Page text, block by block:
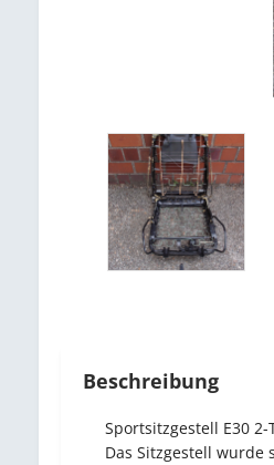
Beschreibung
Sportsitzgestell E30
Das Sitzgestell wurde